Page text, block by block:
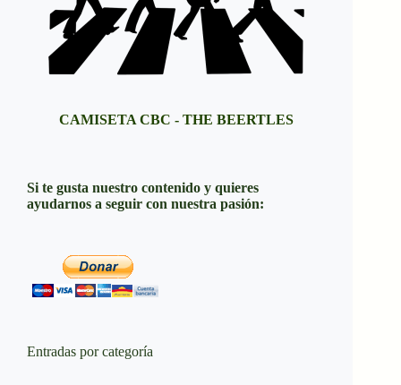
CAMISETA CBC - THE BEERTLES
Si te gusta nuestro contenido y quieres
ayudarnos a seguir con nuestra pasión:
Entradas por categoría